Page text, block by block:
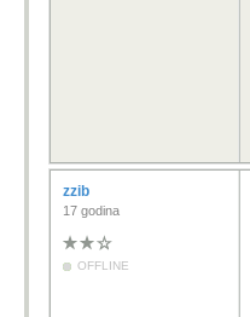
zzib
17 godina
OFFLINE